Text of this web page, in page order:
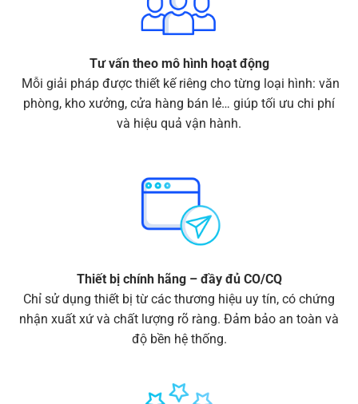
Tư vấn theo mô hình hoạt động
Mỗi giải pháp được thiết kế riêng cho từng loại hình: văn
phòng, kho xưởng, cửa hàng bán lẻ… giúp tối ưu chi phí
và hiệu quả vận hành.
Thiết bị chính hãng – đầy đủ CO/CQ
Chỉ sử dụng thiết bị từ các thương hiệu uy tín, có chứng
nhận xuất xứ và chất lượng rõ ràng. Đảm bảo an toàn và
độ bền hệ thống.